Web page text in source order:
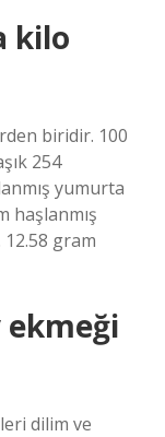
kilo
biridir. 100
254
yumurta
haşlanmış
gram
dilim ve